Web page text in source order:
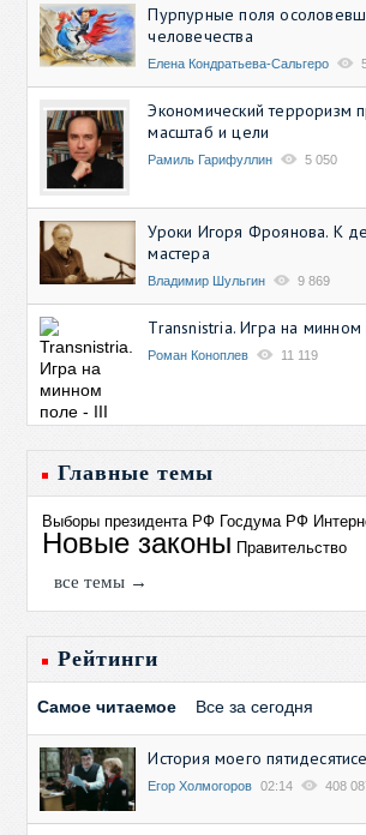
Пурпурные поля
человечества
Елена Кондратьева-Сальгеро
Экономический терроризм
масштаб и цели
Рамиль Гарифуллин 5 050
Уроки Игоря Фроянова. К
мастера
Владимир Шульгин 9 869
Transnistria. Игра на
Роман Коноплев 11 119
Главные темы
Выборы президента РФ Госдума РФ
Новые законы Правительство
все темы →
Рейтинги
Самое читаемое Все за сегодня
История моего
Егор Холмогоров 02:14 408